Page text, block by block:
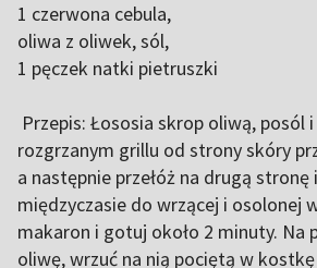
1 czerwona cebula,
oliwa z oliwek, sól,
1 pęczek natki pietruszki
Przepis: Łososia skrop oliwą, posól
rozgrzanym grillu od strony skóry
a następnie przełóż na drugą stronę
międzyczasie do wrzącej i osolonej
makaron i gotuj około 2 minuty. Na
oliwę, wrzuć na nią pociętą w